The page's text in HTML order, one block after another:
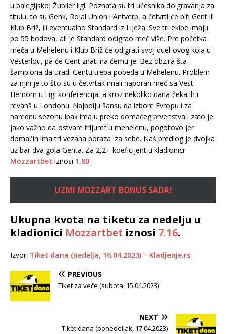
u balegijskoj Župiler ligi. Poznata su tri učesnika doigravanja za
titulu, to su Genk, Rojal Union i Antverp, a četvrti će biti Gent ili
Klub Briž, ili eventualno Standard iz Liježa. Sve tri ekipe imaju
po 55 bodova, ali je Standard odigrao meč više. Pre početka
meča u Mehelenu i Klub Briž će odigrati svoj duel ovog kola u
Vesterlou, pa će Gent znati na čemu je. Bez obzira šta
šampiona da uradi Gentu treba pobeda u Mehelenu. Problem
za njih je to što su u četvrtak imali naporan meč sa Vest
Hemom u Ligi konferencija, a kroz nekoliko dana čeka ih i
revanš u Londonu. Najbolju šansu da izbore Evropu i za
narednu sezonu ipak imaju preko domaćeg prvenstva i zato je
jako važno da ostvare trijumf u mehelenu, pogotovo jer
domaćin ima tri vezana poraza iza sebe. Naš predlog je dvojka
uz bar dva gola Genta. Za 2,2+ koeficijent u kladionici
Mozzartbet iznosi 1.80.
UZMI MOZZART BONUS SADA!
Ukupna kvota na tiketu za nedelju u
kladionici Mozzartbet iznosi 7.16.
Izvor: Tiket dana (nedelja, 16.04.2023) – Kladjenje.rs.
PREVIOUS
Tiket za veče (subota, 15.04.2023)
NEXT
Tiket dana (ponedeljak, 17.04.2023)